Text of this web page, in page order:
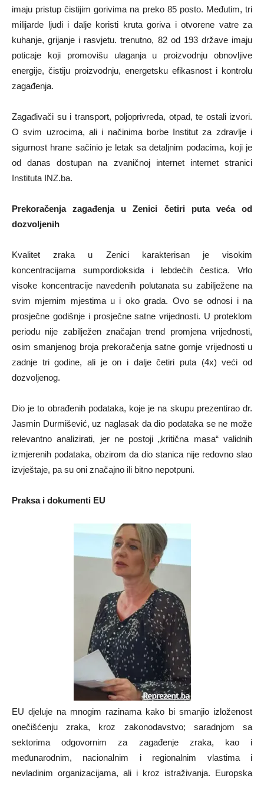
imaju pristup čistijim gorivima na preko 85 posto. Međ­utim, tri
milijarde ljudi i dalje koristi kruta goriva i otvorene vatre za
kuhanje, grijanje i rasvjetu. trenutno, 82 od 193 države imaju
poticaje koji promovišu ulaganja u proizvodnju obnovljive
energije, čistiju proizvodnju, energetsku efikasnost i kontrolu
zaga­đenja.
Zagađivači su i transport, poljoprivreda, otpad, te ostali izvori.
O svim uzrocima, ali i načinima borbe Institut za zdravlje i
sigurnost hrane sačinio je letak sa detaljnim podacima, koji je
od danas dostupan na zvaničnoj internet internet stranici
Instituta INZ.ba.
Prekoračenja zagađenja u Zenici četiri puta veća od
dozvoljenih
Kvalitet zraka u Zenici karakterisan je visokim
koncentracijama sumpordioksida i lebdećih čestica. Vrlo
visoke koncentracije navedenih polutanata su zabilježene na
svim mjernim mjestima u i oko grada. Ovo se odnosi i na
prosječne godišnje i prosječne satne vrijednosti. U proteklom
periodu nije zabilježen značajan trend promjena vrijednosti,
osim smanjenog broja prekoračenja satne gornje vrijednosti u
zadnje tri godine, ali je on i dalje četiri puta (4x) veći od
dozvoljenog.
Dio je to obrađenih podataka, koje je na skupu prezentirao dr.
Jasmin Durmišević, uz naglasak da dio podataka se ne može
relevantno analizirati, jer ne postoji „kritična masa“ validnih
izmjerenih podataka, obzirom da dio stanica nije redovno slao
izvještaje, pa su oni značajno ili bitno nepotpuni.
Praksa i dokumenti EU
EU djeluje na mnogim razinama kako bi smanjio izloženost
onečišćenju zraka, kroz zakonodavstvo; saradnjom sa
sektorima odgovornim za zagađenje zraka, kao i
međunarodnim, nacionalnim i regionalnim vlastima i
nevladinim organizacijama, ali i kroz istraživanja. Europska